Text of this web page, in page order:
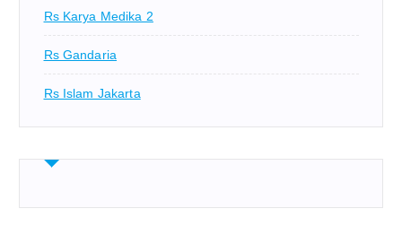
Rs Karya Medika 2
Rs Gandaria
Rs Islam Jakarta